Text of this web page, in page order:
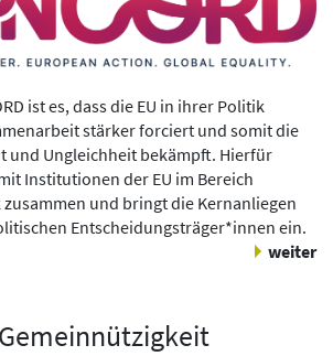
ist es, dass die EU in ihrer Politik
stärker forciert und somit die
und Ungleichheit bekämpft. Hierfür
Institutionen der EU im Bereich
und bringt die Kernanliegen
Entscheidungsträger*innen ein.
weiter